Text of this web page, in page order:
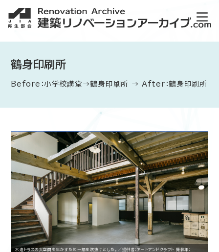
鶴身印刷所
Before：小学校講堂→鶴身印刷所 → After：鶴身印刷所
木造トラスの大空間を生かすため一部を吹抜けとした。／提供者：アートアンドクラフト 撮影年：